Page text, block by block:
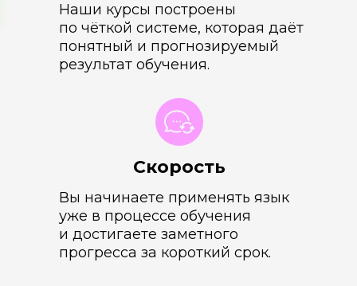
Наши курсы построены
по чёткой системе, которая даёт
понятный и прогнозируемый
результат обучения.
Скорость
Вы начинаете применять язык
уже в процессе обучения
и достигаете заметного
прогресса за короткий срок.